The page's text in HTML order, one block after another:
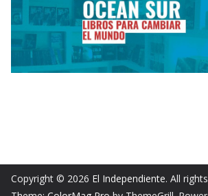
Copyright © 2026 El Independiente. All